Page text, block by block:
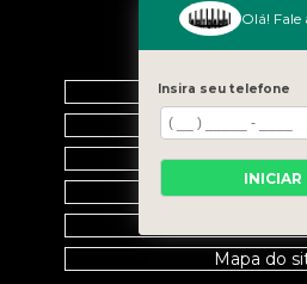
Home
Empresa
Galeria
Contato
Mapa do
Olá!
Insira seu telefone
INICIAR